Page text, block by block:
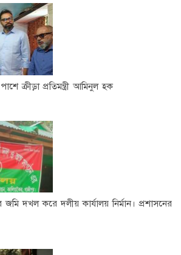
ক্রীড়া প্রতিমন্ত্রী আমিনুল হক
জমি দখল করে দলীয় কার্যালয় নির্মান। প্রশাসনের